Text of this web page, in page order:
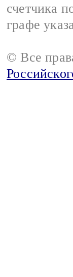
счетчика
графе
© Все